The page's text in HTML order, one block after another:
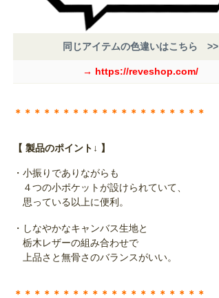
同じアイテムの色違いはこちら >>
→ https://reveshop.com/
＊＊＊＊＊＊＊＊＊＊＊＊＊＊＊＊＊＊＊＊
【 製品のポイント↓ 】
・小振りでありながらも
４つの小ポケットが設けられていて、
思っている以上に便利。
・しなやかなキャンバス生地と
栃木レザーの組み合わせで
上品さと無骨さのバランスがいい。
＊＊＊＊＊＊＊＊＊＊＊＊＊＊＊＊＊＊＊＊